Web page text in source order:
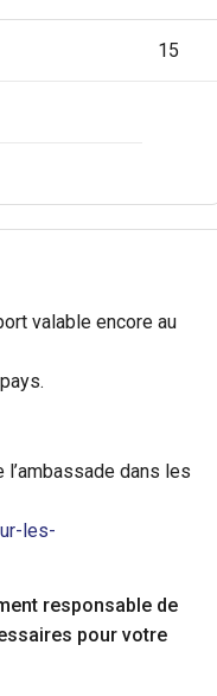
15
valable encore au
dans les
les-
responsable de
pour votre